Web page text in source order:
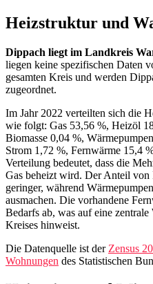
Heizstruktur und
Dippach liegt im Landkreis
liegen keine spezifischen Daten
gesamten Kreis und werden
zugeordnet.
Im Jahr 2022 verteilten sich die
wie folgt: Gas 53,56 %, Heizöl
Biomasse 0,04 %,
Strom 1,72 %, Fernwärme 15,4
Verteilung bedeutet, dass die
Gas beheizt wird. Der Anteil
geringer, während
ausmachen. Die vorhandene
Bedarfs ab, was auf eine
Kreises hinweist.
Die Datenquelle ist der Zensus
Wohnungen des Statistischen